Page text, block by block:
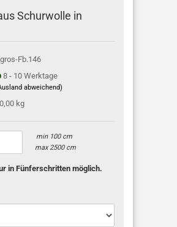
Schurwolle in
Fb.146
8 - 10 Werktage
abweichend)
kg
min 100 cm
max 2500 cm
in Fünferschritten möglich.